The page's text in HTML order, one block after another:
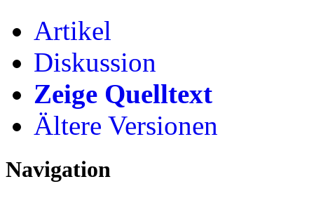
Artikel
Diskussion
Zeige Quelltext
Ältere Versionen
Navigation